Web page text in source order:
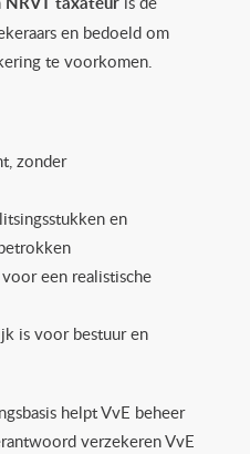
en bedoeld om
te voorkomen.
zonder
en
een realistische
is voor bestuur en
helpt VvE beheer
verzekeren VvE